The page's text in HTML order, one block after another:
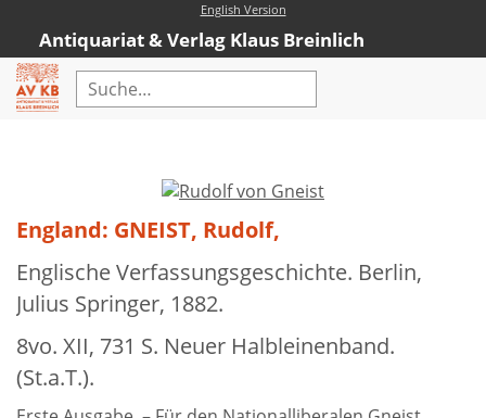
English Version
Antiquariat & Verlag Klaus Breinlich
Erweiterte Suche
Antiquariat
Kataloge
Neubücher
AVKB-Edition
AVKB-Edition Downloads
England: GNEIST, Rudolf,
Englische Verfassungsgeschichte. Berlin,
Julius Springer, 1882.
8vo. XII, 731 S. Neuer Halbleinenband.
(St.a.T.).